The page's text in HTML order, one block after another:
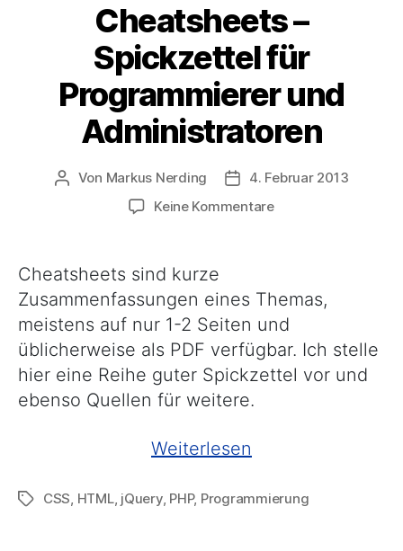
Cheatsheets –
Spickzettel für
Programmierer und
Administratoren
Beitragsautor
Von Markus Nerding Veröffentlichungsdatum
4. Februar 2013
Keine Kommentarezu
Programmierer
und
Administratoren
Cheatsheets sind kurze
Zusammenfassungen eines Themas,
meistens auf nur 1-2 Seiten und
üblicherweise als PDF verfügbar. Ich stelle
hier eine Reihe guter Spickzettel vor und
ebenso Quellen für weitere.
Weiterlesen
Spickzettel
Schlagwörter
CSS, HTML, jQuery, PHP, Programmierung